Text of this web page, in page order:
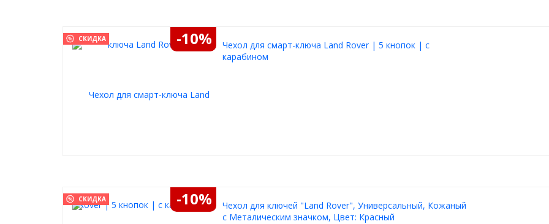
СКИДКА -10%
Чехол для смарт-ключа Land Rover | 5 кнопок | с
карабином
СКИДКА -10%
Чехол для ключей "Land Rover", Универсальный, Кожаный
с Металическим значком, Цвет: Красный